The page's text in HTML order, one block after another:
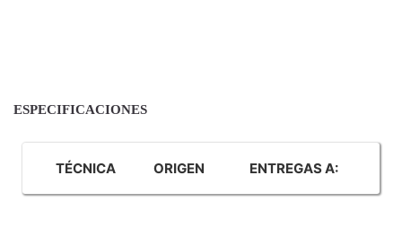
ESPECIFICACIONES
TÉCNICA ORIGEN ENTREGAS A: